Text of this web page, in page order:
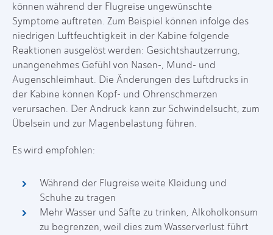
können während der Flugreise ungewünschte
Symptome auftreten. Zum Beispiel können infolge des
niedrigen Luftfeuchtigkeit in der Kabine folgende
Reaktionen ausgelöst werden: Gesichtshautzerrung,
unangenehmes Gefühl von Nasen-, Mund- und
Augenschleimhaut. Die Änderungen des Luftdrucks in
der Kabine können Kopf- und Ohrenschmerzen
verursachen. Der Andruck kann zur Schwindelsucht, zum
Übelsein und zur Magenbelastung führen.
Es wird empfohlen:
Während der Flugreise weite Kleidung und
Schuhe zu tragen
Mehr Wasser und Säfte zu trinken, Alkoholkonsum
zu begrenzen, weil dies zum Wasserverlust führt